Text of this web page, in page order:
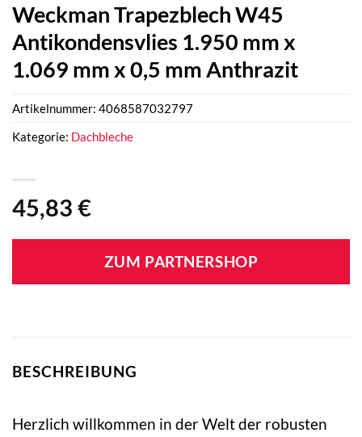
Weckman Trapezblech W45
Antikondensvlies 1.950 mm x
1.069 mm x 0,5 mm Anthrazit
45,83 €
ZUM PARTNERSHOP
Artikelnummer: 4068587032797
Kategorie: Dachbleche
BESCHREIBUNG
Herzlich willkommen in der Welt der robusten